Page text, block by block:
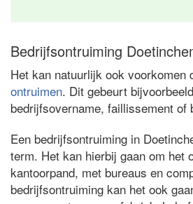
Bedrijfsontruiming
Het kan natuurlijk ook voorkomen
ontruimen. Dit gebeurt
bedrijfsovername, faillissement of
Een bedrijfsontruiming in
term. Het kan hierbij gaan om het
kantoorpand, met bureaus en
bedrijfsontruiming kan het ook